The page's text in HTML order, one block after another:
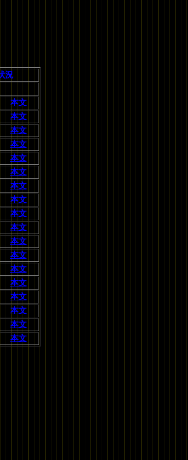
況
本文
本文
本文
本文
本文
本文
本文
本文
本文
本文
本文
本文
本文
本文
本文
本文
本文
本文